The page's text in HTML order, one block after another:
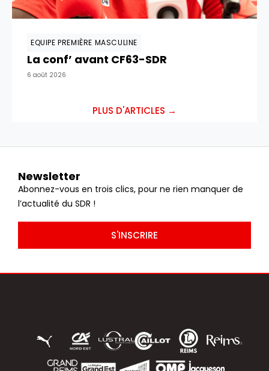
EQUIPE PREMIÈRE MASCULINE
La conf’ avant CF63-SDR
6 août 2026
PLUS D'ARTICLES →
Newsletter
Abonnez-vous en trois clics, pour ne rien manquer de
l’actualité du SDR !
S'INSCRIRE